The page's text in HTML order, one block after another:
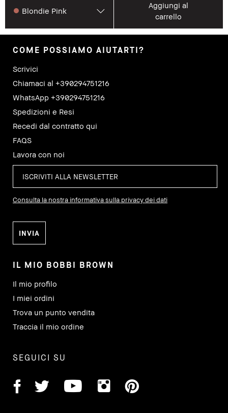
Blondie Pink
Aggiungi al
carrello
COME POSSIAMO AIUTARTI?
Scrivici
Chiamaci al +390294751216
WhatsApp +390294751216
Spedizioni e Resi
Recedi dal contratto qui
FAQS
Lavora con noi
Consulta la nostra informativa sulla privacy dei dati
IL MIO BOBBI BROWN
Il mio profilo
I miei ordini
Trova un punto vendita
Traccia il mio ordine
SEGUICI SU